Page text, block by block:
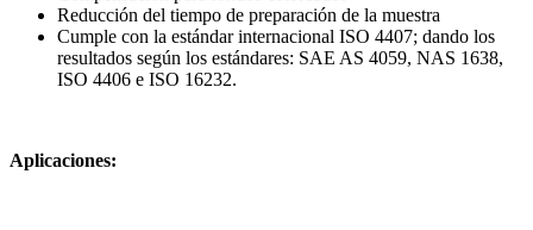
Reducción del tiempo de preparación de la muestra
Cumple con la estándar internacional ISO 4407; dando los
resultados según los estándares: SAE AS 4059, NAS 1638,
ISO 4406 e ISO 16232.
Aplicaciones: